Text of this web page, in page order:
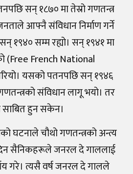
सन् १८७० मा तेस्रो गणतन्त्र
आफ्नै संविधान निर्माण गर्ने
सम्म रह्यो। सन् १९४१ मा
(Free French National
यसको पतनपछि सन् १९४६
संविधान लागू भयो। तर
साबित हुन सकेन।
घटनाले चौथो गणतन्त्रको अन्त्य
सैनिकहरूले जनरल दे गाललाई
गरे। त्यसै वर्ष जनरल दे गालले